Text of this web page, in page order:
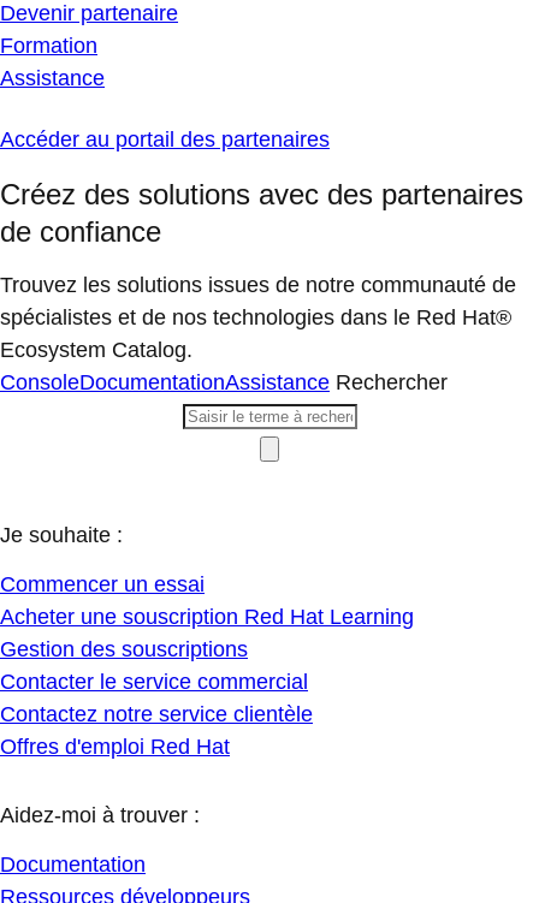
Devenir partenaire
Formation
Assistance
Accéder au portail des partenaires
Créez des solutions avec des partenaires
de confiance
Trouvez les solutions issues de notre communauté de
spécialistes et de nos technologies dans le Red Hat®
Ecosystem Catalog.
ConsoleDocumentationAssistance Rechercher
Je souhaite :
Commencer un essai
Acheter une souscription Red Hat Learning
Gestion des souscriptions
Contacter le service commercial
Contactez notre service clientèle
Offres d'emploi Red Hat
Aidez-moi à trouver :
Documentation
Ressources développeurs